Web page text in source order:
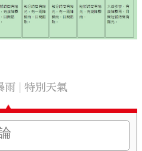
雨 特別天氣